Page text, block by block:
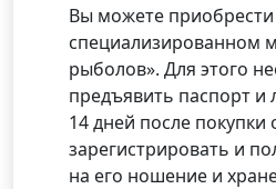
Вы можете
специализированном
рыболов». Для этого
предъявить паспорт и
14 дней после
зарегистрировать и
на его ношение и